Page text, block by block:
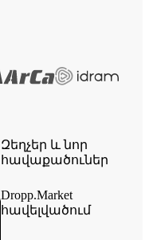
Զեղչեր և նոր
հավաքածուներ
Dropp.Market
հավելվածում